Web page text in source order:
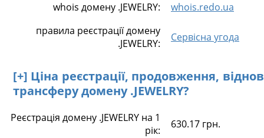
whois домену .JEWELRY:
whois.redo.ua
правила реєстрації домену
.JEWELRY:
Сервісна угода
[+] Ціна реєстрації, продовження,
трансферу домену .JEWELRY?
Реєстрація домену .JEWELRY на 1
рік:
630.17 грн.